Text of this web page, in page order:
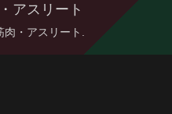
アスリート
・アスリート.